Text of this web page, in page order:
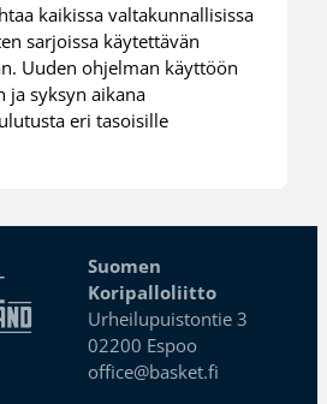
kaikissa valtakunnallisissa
sarjoissa käytettävän
Uuden ohjelman käyttöön
ja syksyn aikana
eri tasoisille
Suomen
Koripalloliitto
Urheilupuistontie 3
02200 Espoo
office@basket.fi